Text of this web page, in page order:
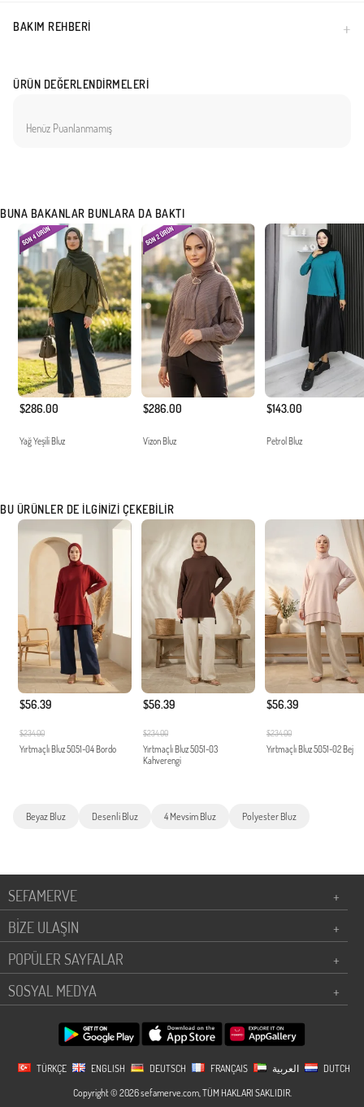
BAKIM REHBERI
ÜRÜN DEĞERLENDIRMELERI
Henüz Puanlanmamış
BUNA BAKANLAR BUNLARA DA BAKTI
$286.00
Yağ Yeşili Bluz
$286.00
Vizon Bluz
$143.00
Petrol Bluz
BU ÜRÜNLER DE İLGINIZI ÇEKEBILIR
$56.39
$234.00
Yırtmaçlı Bluz 5051-04 Bordo
$56.39
$234.00
Yırtmaçlı Bluz 5051-03
Kahverengi
$56.39
$234.00
Yırtmaçlı Bluz 5051-02 Bej
Beyaz Bluz Desenli Bluz 4 Mevsim Bluz Polyester Bluz
SEFAMERVE
+
BİZE ULAŞIN
+
POPÜLER SAYFALAR
+
SOSYAL MEDYA
+
TÜRKÇE ENGLISH DEUTSCH FRANÇAIS
DUTCH
Copyright © 2026 sefamerve.com, TÜM HAKLARI SAKLIDIR.